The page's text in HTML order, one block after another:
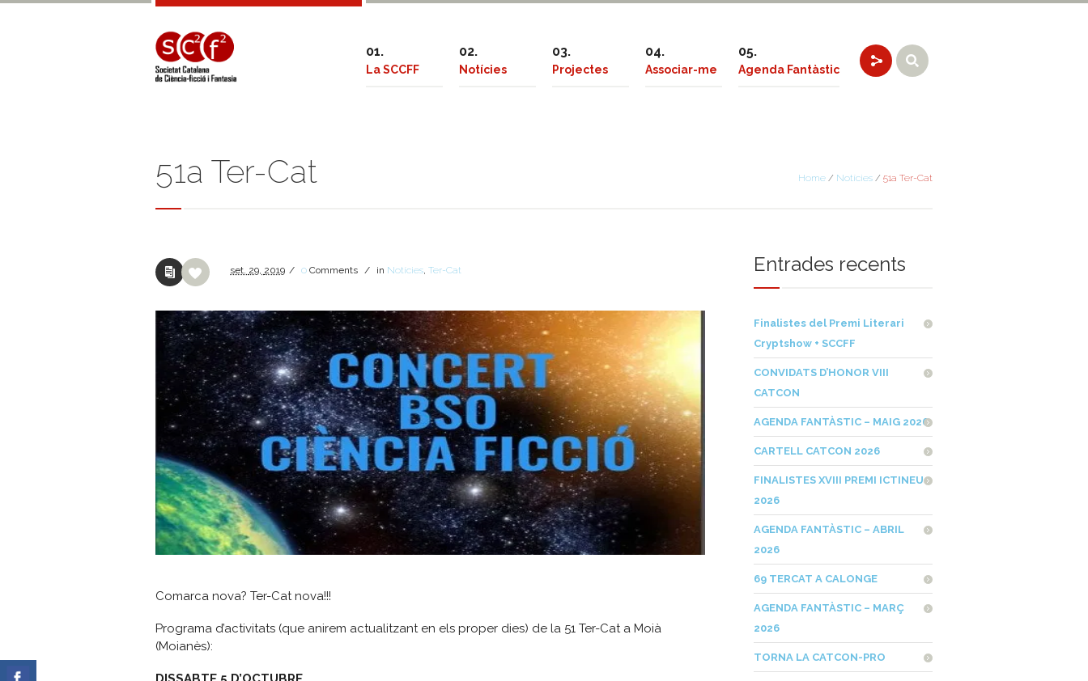
La SCCFF Notícies Projectes Associar-me Agenda Fantàstic
51a Ter-Cat Home / Notícies / 51a Ter-Cat
set. 29, 2019 / 0 Comments / in Notícies, Ter-Cat
Comarca nova? Ter-Cat nova!!!
Programa d’activitats (que anirem actualitzant en els proper dies) de la 51 Ter-Cat a Moià
(Moianès):
Entrades recents
Finalistes del Premi Literari
Cryptshow + SCCFF
CONVIDATS D’HONOR VIII
CATCON
AGENDA FANTÀSTIC – MAIG 2026
CARTELL CATCON 2026
FINALISTES XVIII PREMI ICTINEU
2026
AGENDA FANTÀSTIC – ABRIL
2026
69 TERCAT A CALONGE
AGENDA FANTÀSTIC – MARÇ
2026
TORNA LA CATCON-PRO